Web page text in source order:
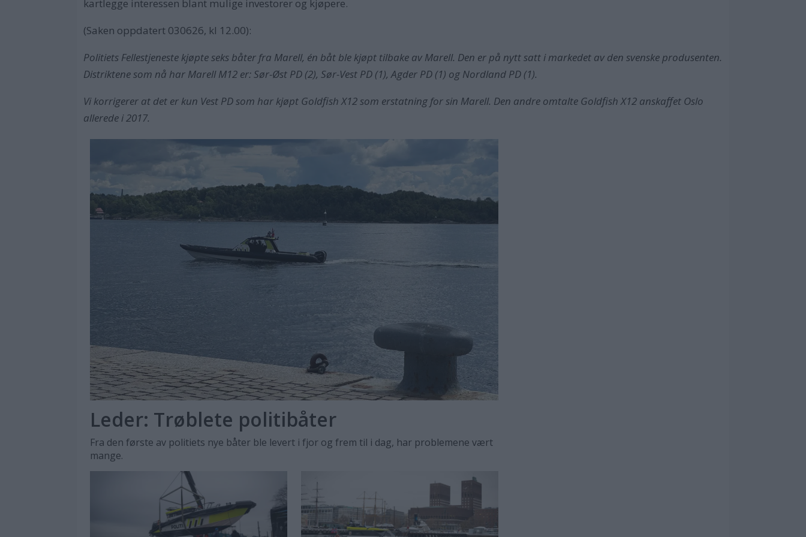
kartlegge interessen blant mulige investorer og kjøpere.
(Saken oppdatert 030626, kl 12.00):
Politiets Fellestjeneste kjøpte seks båter fra Marell, én båt ble kjøpt tilbake av Marell. Den er på nytt satt i markedet av den svenske produsenten.
Distriktene som nå har Marell M12 er: Sør-Øst PD (2), Sør-Vest PD (1), Agder PD (1) og Nordland PD (1).
Vi korrigerer at det er kun Vest PD som har kjøpt Goldfish X12 som erstatning for sin Marell. Den andre omtalte Goldfish X12 anskaffet Oslo
allerede i 2017.
Leder: Trøblete politibåter
Fra den første av politiets nye båter ble levert i fjor og frem til i dag, har problemene vært
mange.